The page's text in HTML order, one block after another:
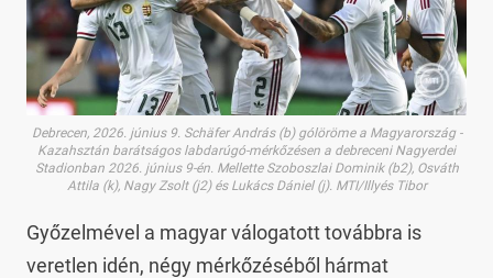
Debrecen, 2026. június 9. Schäfer András (b) gólöröme a Magyarország -
Kazahsztán barátságos labdarúgó-mérkőzésen a debreceni Nagyerdei
Stadionban 2026. június 9-én. Mellette Szoboszlai Dominik (b2), Osváth
Attila (k), Nagy Zsolt (j2) és Lukács Dániel (j). MTI/Illyés Tibor
Győzelmével a magyar válogatott továbbra is
veretlen idén, négy mérkőzéséből hármat